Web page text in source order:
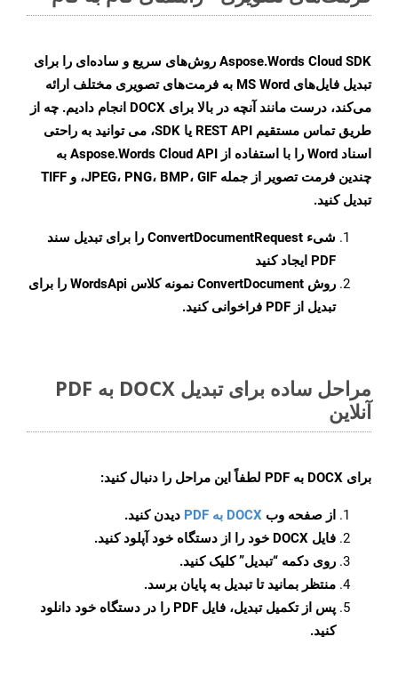
Aspose.Words Cloud SDK روش‌های سریع و ساده‌ای را برای
تبدیل فایل‌های MS Word به فرمت‌های تصویری مختلف ارائه
می‌کند، درست مانند آنچه در بالا برای DOCX انجام دادیم. چه از
طریق تماس مستقیم REST API یا SDK، می توانید به راحتی
اسناد Word را با استفاده از Aspose.Words Cloud API به
چندین فرمت تصویر از جمله JPEG، PNG، BMP، GIF، و TIFF
تبدیل کنید.
شیء ConvertDocumentRequest را برای تبدیل سند
PDF ایجاد کنید
روش ConvertDocument
نمونه کلاس WordsApi را برای
تبدیل از PDF فراخوانی کنید.
مراحل ساده برای تبدیل DOCX به PDF
آنلاین
برای DOCX به PDF لطفاً این مراحل را دنبال کنید:
از صفحه وب DOCX به PDF
دیدن کنید.
فایل DOCX خود را از دستگاه خود آپلود کنید.
روی دکمه “تبدیل”کلیک کنید.
منتظر بمانید تا تبدیل به پایان برسد.
پس از تکمیل تبدیل، فایل PDF را در دستگاه خود دانلود
کنید.